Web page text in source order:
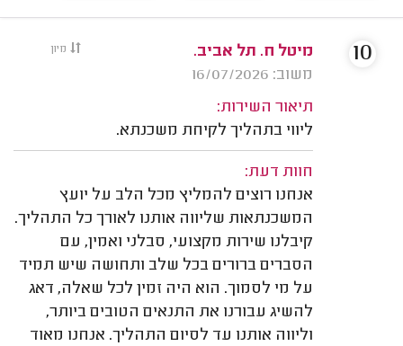
מיון
מיטל ח. תל אביב.
משוב: 16/07/2026
תיאור השירות:
ליווי בתהליך לקיחת משכנתא.
חוות דעת:
אנחנו רוצים להמליץ מכל הלב על יועץ
המשכנתאות שליווה אותנו לאורך כל התהליך.
קיבלנו שירות מקצועי, סבלני ואמין, עם
הסברים ברורים בכל שלב ותחושה שיש תמיד
על מי לסמוך. הוא היה זמין לכל שאלה, דאג
להשיג עבורנו את התנאים הטובים ביותר,
וליווה אותנו עד לסיום התהליך. אנחנו מאוד
10